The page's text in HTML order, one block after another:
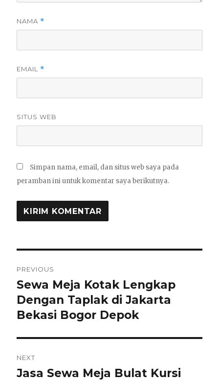
NAMA *
EMAIL *
SITUS WEB
Simpan nama, email, dan situs web saya pada
peramban ini untuk komentar saya berikutnya.
pos
PREVIOUS
Previous
post:
Sewa Meja Kotak Lengkap
Dengan Taplak di Jakarta
Bekasi Bogor Depok
NEXT
Next
Jasa Sewa Meja Bulat Kursi